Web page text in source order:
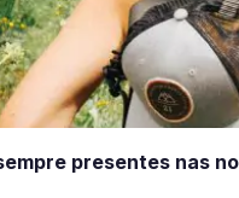
presentes nas